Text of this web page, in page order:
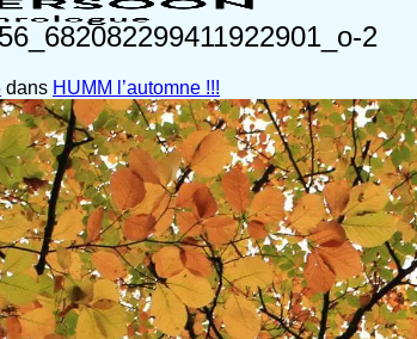
2
dans HUMM l’automne !!!